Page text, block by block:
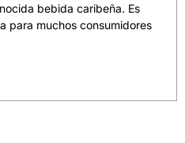
bebida caribeña. Es
para muchos consumidores